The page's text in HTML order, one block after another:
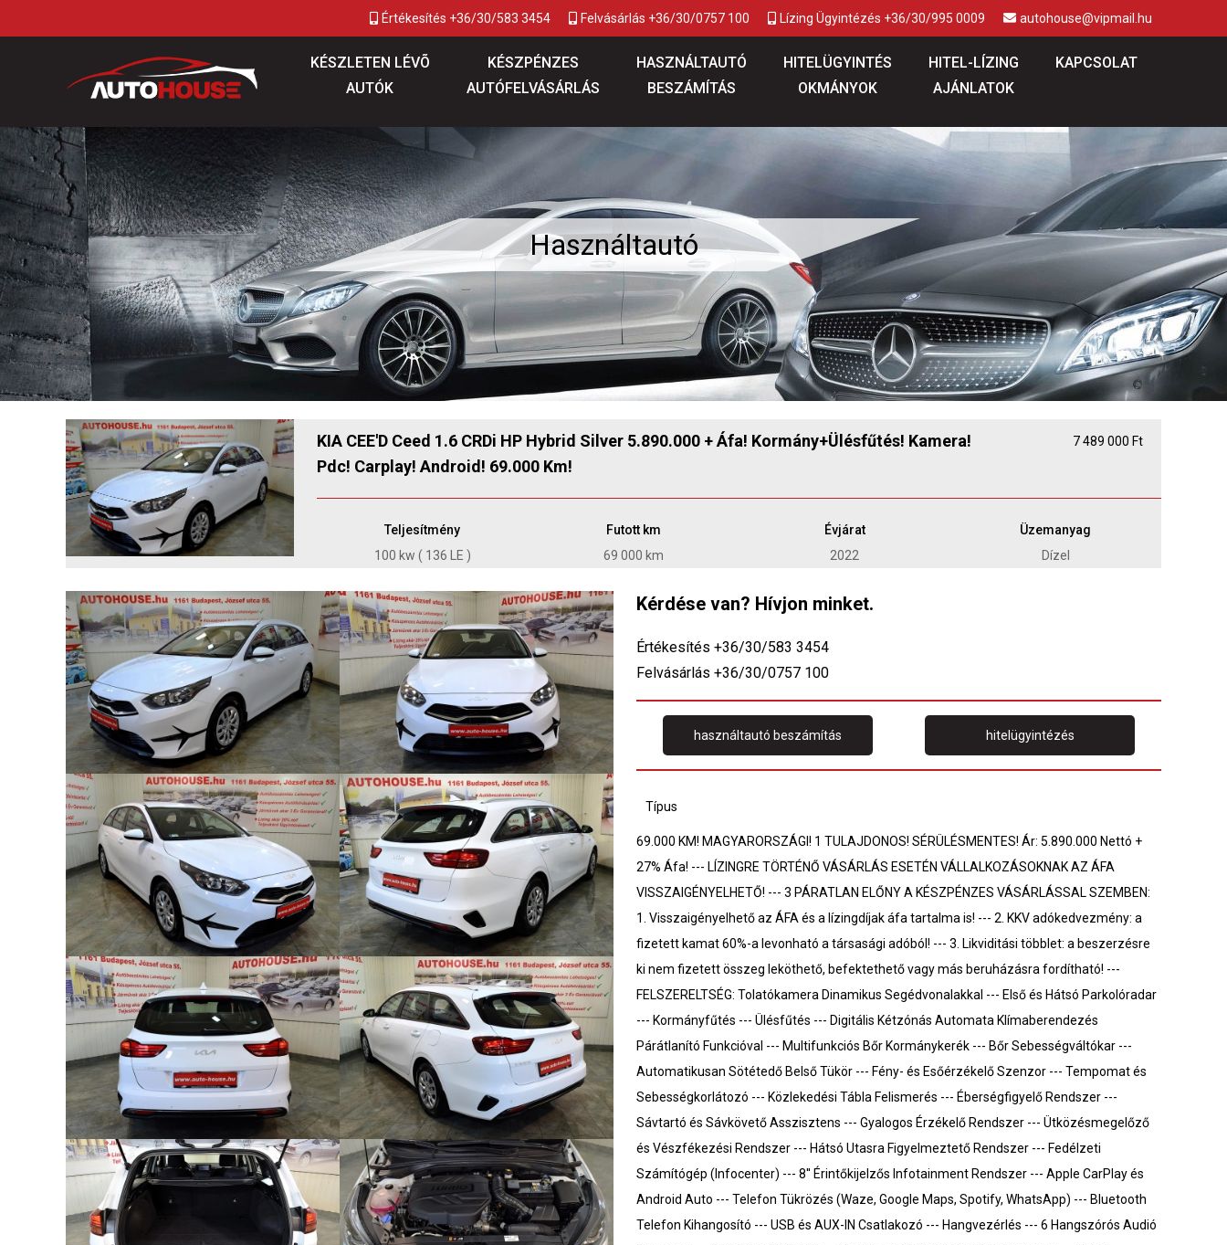
Értékesítés +36/30/583 3454 Felvásárlás +36/30/0757 100 Lízing Ügyintézés +36/30/995 0009 autohouse@vipmail.hu
KÉSZLETEN LÉVÕ
AUTÓK
KÉSZPÉNZES
AUTÓFELVÁSÁRLÁS
HASZNÁLTAUTÓ
BESZÁMÍTÁS
HITELÜGYINTÉS
OKMÁNYOK
HITEL-LÍZING
AJÁNLATOK
KAPCSOLAT
Használtautó
KIA CEE'D Ceed 1.6 CRDi HP Hybrid Silver 5.890.000 + Áfa! Kormány+Ülésfűtés! Kamera!
Pdc! Carplay! Android! 69.000 Km!
7 489 000 Ft
Teljesítmény
100 kw ( 136 LE )
Futott km
69 000 km
Évjárat
2022
Üzemanyag
Dízel
Kérdése van? Hívjon minket.
Értékesítés +36/30/583 3454
Felvásárlás +36/30/0757 100
használtautó beszámítás hitelügyintézés
Típus
69.000 KM! MAGYARORSZÁGI! 1 TULAJDONOS! SÉRÜLÉSMENTES! Ár: 5.890.000 Nettó +
27% Áfa! --- LÍZINGRE TÖRTÉNŐ VÁSÁRLÁS ESETÉN VÁLLALKOZÁSOKNAK AZ ÁFA
VISSZAIGÉNYELHETŐ! --- 3 PÁRATLAN ELŐNY A KÉSZPÉNZES VÁSÁRLÁSSAL SZEMBEN:
1. Visszaigényelhető az ÁFA és a lízingdíjak áfa tartalma is! --- 2. KKV adókedvezmény: a
fizetett kamat 60%-a levonható a társasági adóból! --- 3. Likviditási többlet: a beszerzésre
ki nem fizetett összeg leköthető, befektethető vagy más beruházásra fordítható! ---
FELSZERELTSÉG: Tolatókamera Dinamikus Segédvonalakkal --- Első és Hátsó Parkolóradar
--- Kormányfűtés --- Ülésfűtés --- Digitális Kétzónás Automata Klímaberendezés
Párátlanító Funkcióval --- Multifunkciós Bőr Kormánykerék --- Bőr Sebességváltókar ---
Automatikusan Sötétedő Belső Tükör --- Fény- és Esőérzékelő Szenzor --- Tempomat és
Sebességkorlátozó --- Közlekedési Tábla Felismerés --- Éberségfigyelő Rendszer ---
Sávtartó és Sávkövető Asszisztens --- Gyalogos Érzékelő Rendszer --- Ütközésmegelőző
és Vészfékezési Rendszer --- Hátsó Utasra Figyelmeztető Rendszer --- Fedélzeti
Számítógép (Infocenter) --- 8'' Érintőkijelzős Infotainment Rendszer --- Apple CarPlay és
Android Auto --- Telefon Tükrözés (Waze, Google Maps, Spotify, WhatsApp) --- Bluetooth
Telefon Kihangosító --- USB és AUX-IN Csatlakozó --- Hangvezérlés --- 6 Hangszórós Audió